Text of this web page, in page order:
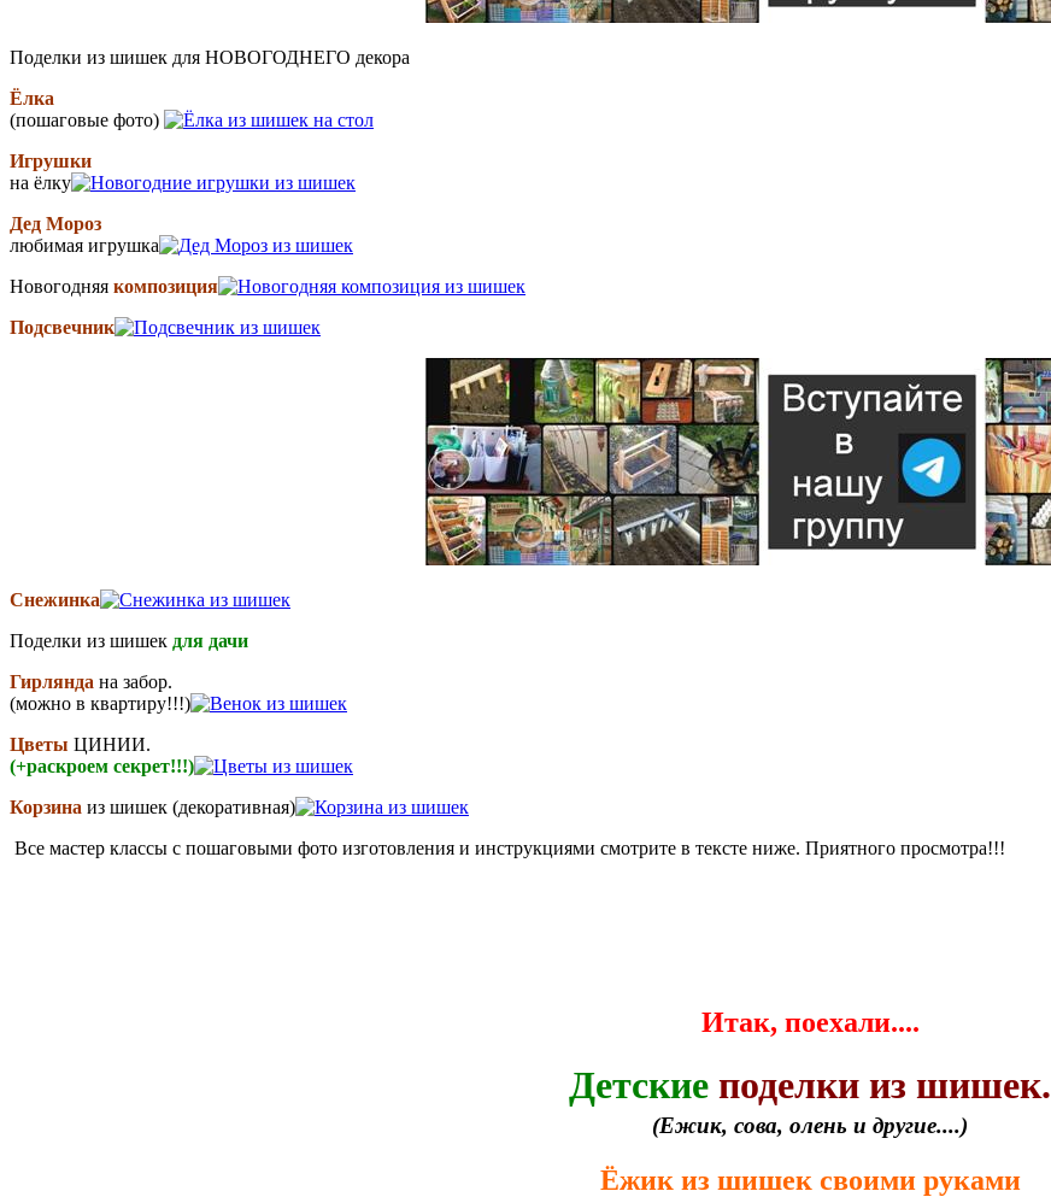
Поделки из шишек для НОВОГОДНЕГО декора
Ёлка
(пошаговые фото)
Игрушки
на ёлку
Дед Мороз
любимая игрушка
Новогодняя композиция
Подсвечник
Снежинка
Поделки из шишек для дачи
Гирлянда на забор.
(можно в квартиру!!!)
Цветы ЦИНИИ.
(+раскроем секрет!!!)
Корзина из шишек (декоративная)
Все мастер классы с пошаговыми фото изготовления и инструкциями смотрите в тексте ниже. Приятного просмотра!!!
Итак, поехали....
Детские поделки из шишек.
(Ежик, сова, олень и другие....)
Ёжик из шишек своими руками